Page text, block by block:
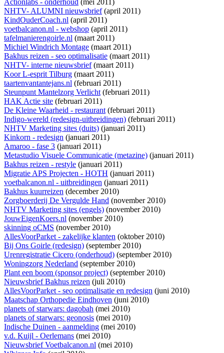
Actionlabs - onderhoud (mei 2011)
NHTV- ALUMNI nieuwsbrief(april 2011)
KindOuderCoach.nl (april 2011)
voetbalcanon.nl - webshop (april 2011)
tafelmanierengoirle.nl (maart 2011)
Michiel Windrich Montage (maart 2011)
Bakhus reizen - seo optimalisatie (maart 2011)
NHTV- interne nieuwsbrief(maart 2011)
Koor L-esprit Tilburg (maart 2011)
taartenvantantejans.nl (februari 2011)
Steunpunt Mantelzorg Verlicht(februari 2011)
HAK Actie site (februari 2011)
De Kleine Waarheid - restaurant(februari 2011)
Indigo-wereld (redesign-uitbreidingen) (februari 2011)
NHTV Marketing sites (duits) (januari 2011)
Kinkorn - redesign (januari 2011)
Amaroo - fase 3 (januari 2011)
Metastudio Visuele Communicatie (metazine) (januari 2011)
Bakhus reizen - restyle (januari 2011)
Migratie APS Projecten - HOTH (januari 2011)
voetbalcanon.nl - uitbreidingen (januari 2011)
Bakhus kuurreizen (december 2010)
Zorgboerderij De Vergulde Hand (november 2010)
NHTV Marketing sites (engels) (november 2010)
JouwEigenKoers.nl (november 2010)
skinning oCMS (november 2010)
AllesVoorParket - zakelijke klanten (oktober 2010)
Bij Ons Goirle (redesign) (september 2010)
Urenregistratie Cicero (onderhoud) (september 2010)
Woningzorg Nederland (september 2010)
Plant een boom (sponsor project) (september 2010)
Nieuwsbrief Bakhus reizen (juli 2010)
AllesVoorParket - seo optimalisatie en redesign (juni 2010)
Maatschap Orthopedie Eindhoven (juni 2010)
planets of starwars: dagobah (mei 2010)
planets of starwars: geonosis (mei 2010)
Indische Duinen - aanmelding (mei 2010)
v.d. Kuijl - Oerlemans (mei 2010)
Nieuwsbrief Voetbalcanon.nl (mei 2010)